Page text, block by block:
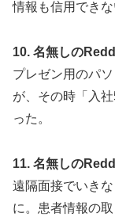
情報も信用できな
10. 名無しの
プレゼン用のパ
が、その時「入
った。
11. 名無しの
遠隔面接でいき
に。患者情報の